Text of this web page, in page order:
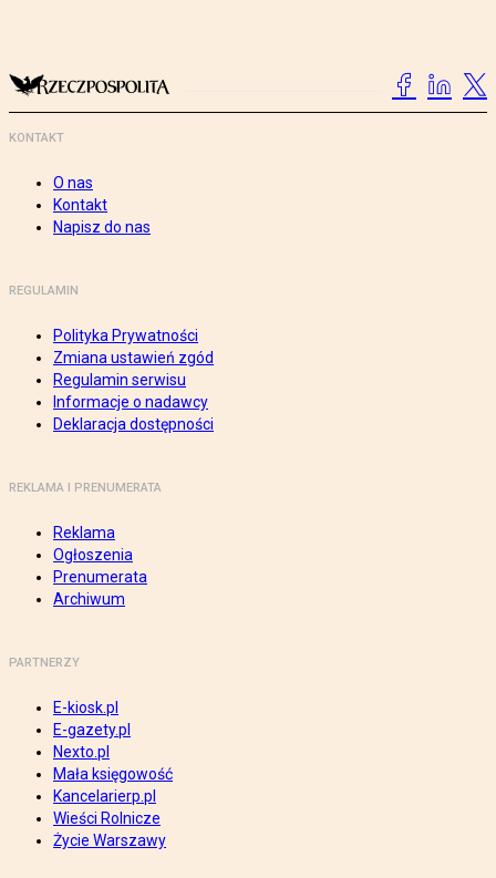
KONTAKT
O nas
Kontakt
Napisz do nas
REGULAMIN
Polityka Prywatności
Zmiana ustawień zgód
Regulamin serwisu
Informacje o nadawcy
Deklaracja dostępności
REKLAMA I PRENUMERATA
Reklama
Ogłoszenia
Prenumerata
Archiwum
PARTNERZY
E-kiosk.pl
E-gazety.pl
Nexto.pl
Mała księgowość
Kancelarierp.pl
Wieści Rolnicze
Życie Warszawy